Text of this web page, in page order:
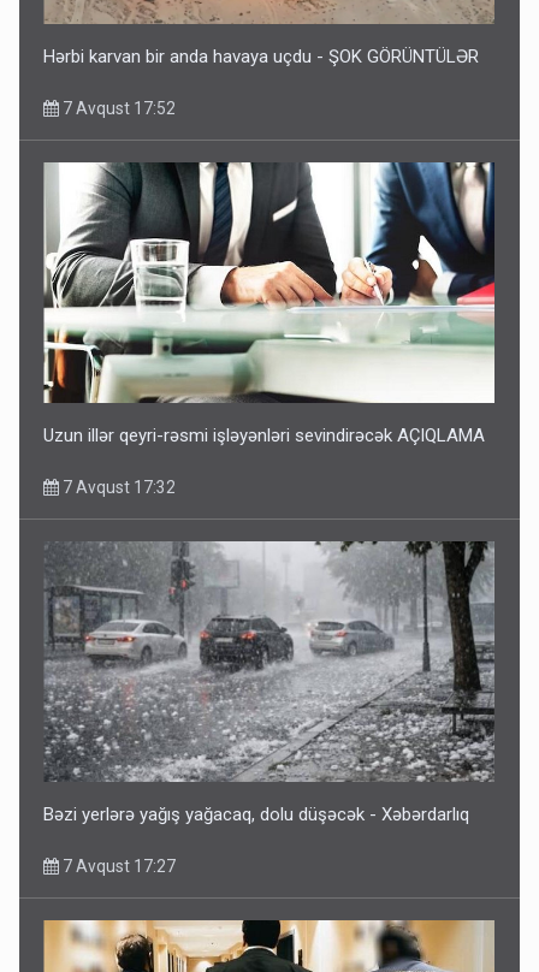
Hərbi karvan bir anda havaya uçdu - ŞOK GÖRÜNTÜLƏR
7 Avqust 17:52
Uzun illər qeyri-rəsmi işləyənləri sevindirəcək AÇIQLAMA
7 Avqust 17:32
Bəzi yerlərə yağış yağacaq, dolu düşəcək - Xəbərdarlıq
7 Avqust 17:27